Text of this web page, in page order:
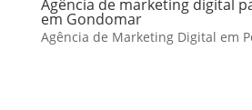
Agência de marketing digital
em Gondomar
Agência de Marketing Digital em